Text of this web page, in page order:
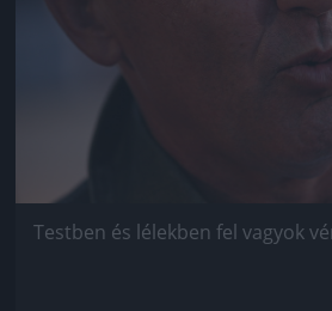
Testben és lélekben fel vagyok